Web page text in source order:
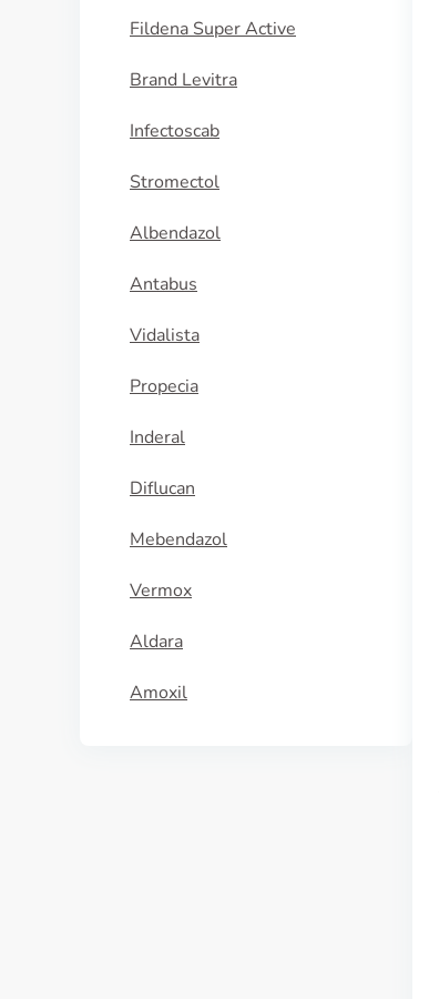
Fildena Super Active
Brand Levitra
Infectoscab
Stromectol
Albendazol
Antabus
Vidalista
Propecia
Inderal
Diflucan
Mebendazol
Vermox
Aldara
Amoxil